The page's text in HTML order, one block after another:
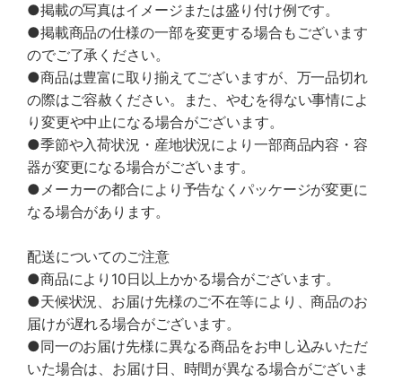
●掲載の写真はイメージまたは盛り付け例です。
●掲載商品の仕様の一部を変更する場合もございます
のでご了承ください。
●商品は豊富に取り揃えてございますが、万一品切れ
の際はご容赦ください。また、やむを得ない事情によ
り変更や中止になる場合がございます。
●季節や入荷状況・産地状況により一部商品内容・容
器が変更になる場合がございます。
●メーカーの都合により予告なくパッケージが変更に
なる場合があります。
配送についてのご注意
●商品により10日以上かかる場合がございます。
●天候状況、お届け先様のご不在等により、商品のお
届けが遅れる場合がございます。
●同一のお届け先様に異なる商品をお申し込みいただ
いた場合は、お届け日、時間が異なる場合がございま